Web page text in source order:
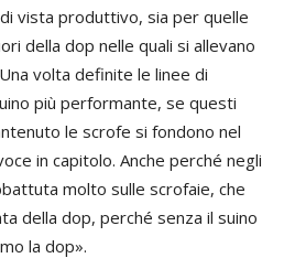
vista produttivo, sia per quelle
della dop nelle quali si allevano
volta definite le linee di
più performante, se questi
le scrofe si fondono nel
in capitolo. Anche perché negli
molto sulle scrofaie, che
della dop, perché senza il suino
la dop».